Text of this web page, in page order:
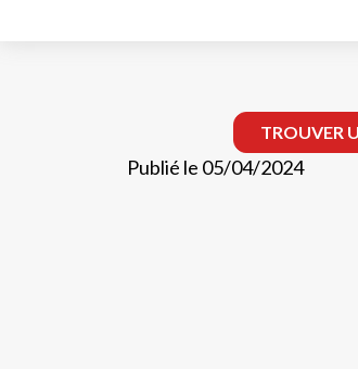
TROUVER
Publié le 05/04/2024